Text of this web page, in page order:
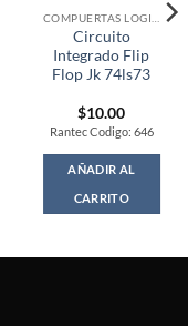
Circuito
Integrado Flip
Flop Jk 74ls73
$10.00
Rantec Codigo: 646
AÑADIR AL
CARRITO